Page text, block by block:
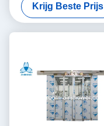
Krijg Beste Prijs